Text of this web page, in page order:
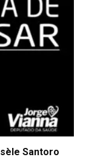
Santoro